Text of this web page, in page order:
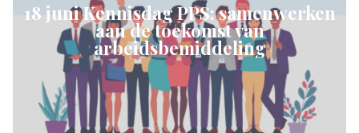
18 juni Kennisdag PPS: samenwerken
aan de toekomst van
arbeidsbemiddeling